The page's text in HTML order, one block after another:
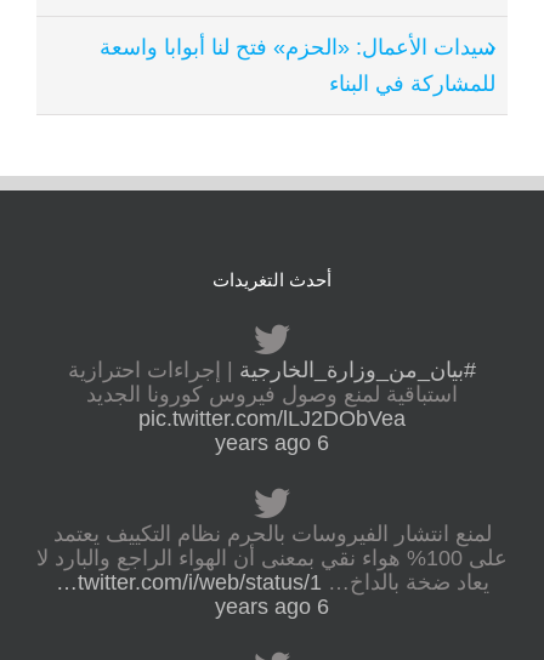
سيدات الأعمال: «الحزم» فتح لنا أبوابا واسعة
للمشاركة في البناء
أحدث التغريدات
#بيان_من_وزارة_الخارجية | إجراءات احترازية
استباقية لمنع وصول فيروس كورونا الجديد
pic.twitter.com/lLJ2DObVea
6 years ago
لمنع انتشار الفيروسات بالحرم نظام التكييف يعتمد
على 100% هواء نقي بمعنى أن الهواء الراجع والبارد لا
يعاد ضخة بالداخ… twitter.com/i/web/status/1…
6 years ago